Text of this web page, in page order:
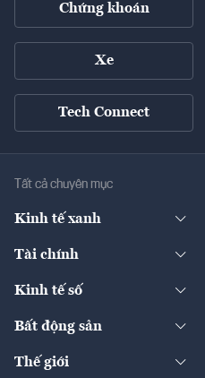
Chứng khoán
Xe
Tech Connect
Tất cả chuyên mục
Kinh tế xanh
Diễn đàn
Tài chính
Ngân hàng
Bảo hiểm
Kinh tế số
Sản phẩm - Thị trường
Bất động sản
Chính sách
Thế giới